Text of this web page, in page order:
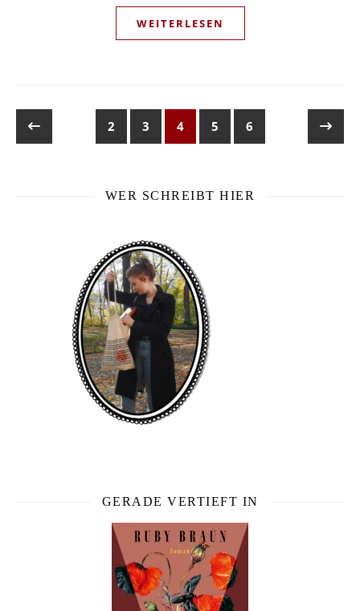
WEITERLESEN
2 3 4 5 6
WER SCHREIBT HIER
GERADE VERTIEFT IN